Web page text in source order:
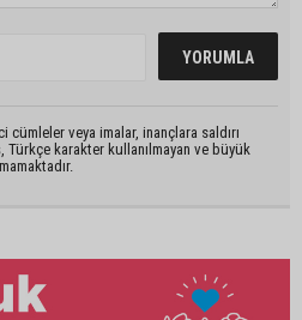
veya imalar, inançlara saldırı
Türkçe karakter kullanılmayan ve büyük